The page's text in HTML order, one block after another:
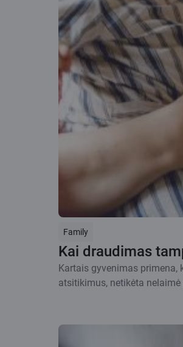
Family
Kai draudimas
Kartais gyvenimas
atsitikimus, netikėta